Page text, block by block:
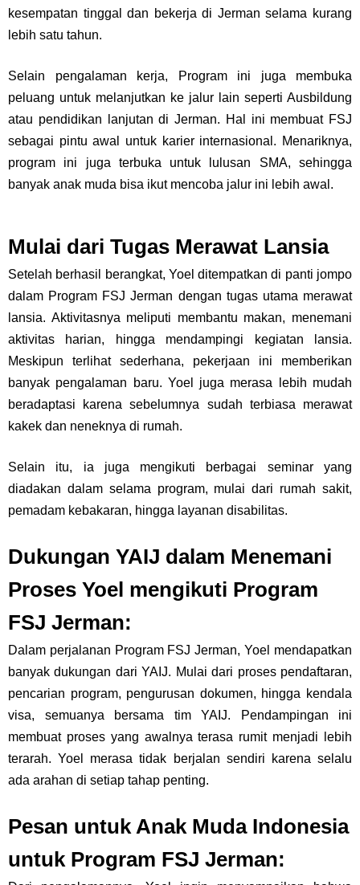
kesempatan tinggal dan bekerja di Jerman selama kurang
lebih satu tahun.
Selain pengalaman kerja, Program ini juga membuka
peluang untuk melanjutkan ke jalur lain seperti Ausbildung
atau pendidikan lanjutan di Jerman. Hal ini membuat FSJ
sebagai pintu awal untuk karier internasional. Menariknya,
program ini juga terbuka untuk lulusan SMA, sehingga
banyak anak muda bisa ikut mencoba jalur ini lebih awal.
Mulai dari Tugas Merawat Lansia
Setelah berhasil berangkat, Yoel ditempatkan di panti jompo
dalam Program FSJ Jerman dengan tugas utama merawat
lansia. Aktivitasnya meliputi membantu makan, menemani
aktivitas harian, hingga mendampingi kegiatan lansia.
Meskipun terlihat sederhana, pekerjaan ini memberikan
banyak pengalaman baru. Yoel juga merasa lebih mudah
beradaptasi karena sebelumnya sudah terbiasa merawat
kakek dan neneknya di rumah.
Selain itu, ia juga mengikuti berbagai seminar yang
diadakan dalam selama program, mulai dari rumah sakit,
pemadam kebakaran, hingga layanan disabilitas.
Dukungan YAIJ dalam Menemani
Proses Yoel mengikuti Program
FSJ Jerman:
Dalam perjalanan Program FSJ Jerman, Yoel mendapatkan
banyak dukungan dari YAIJ. Mulai dari proses pendaftaran,
pencarian program, pengurusan dokumen, hingga kendala
visa, semuanya bersama tim YAIJ. Pendampingan ini
membuat proses yang awalnya terasa rumit menjadi lebih
terarah. Yoel merasa tidak berjalan sendiri karena selalu
ada arahan di setiap tahap penting.
Pesan untuk Anak Muda Indonesia
untuk Program FSJ Jerman: